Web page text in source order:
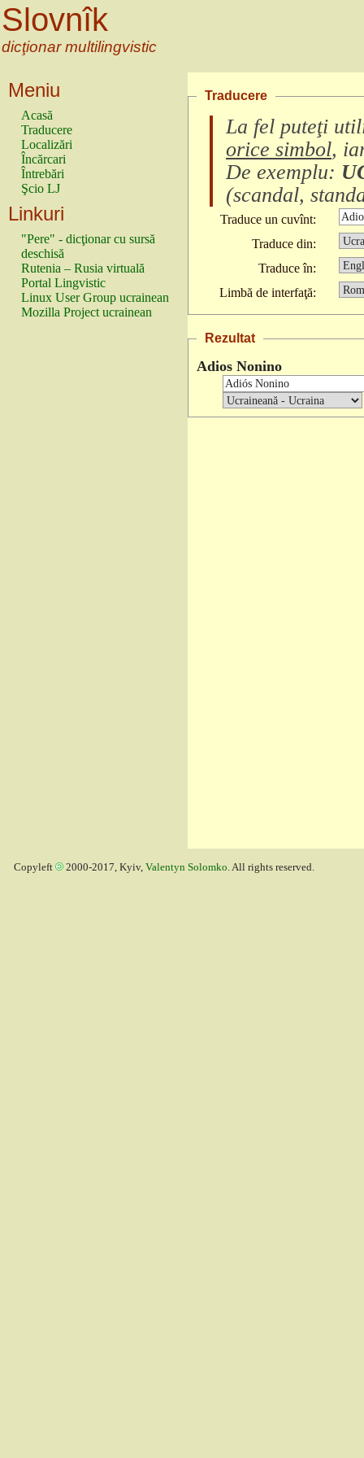
Slovnîk
dicţionar multilingvistic
Meniu
Acasă
Traducere
Localizări
Încărcari
Întrebări
Şcio LJ
Linkuri
"Pere" - dicţionar cu sursă
deschisă
Rutenia – Rusia virtuală
Portal Lingvistic
Linux User Group ucrainean
Mozilla Project ucrainean
Traducere
La fel puteţi
orice simbol,
De exemplu:
(scandal,
Traduce un cuvînt:
Traduce din:
Traduce în:
Limbă de interfaţă:
Rezultat
Adios Nonino
Copyleft 2000-2017, Kyiv, Valentyn Solomko. All rights reserved.